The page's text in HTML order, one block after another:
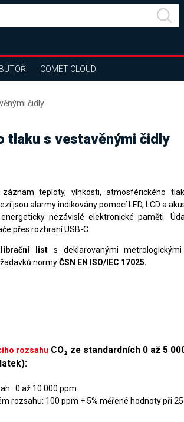
COMET CLOUD
čidly
tlaku s vestavěnými čidly
teploty, vlhkosti, atmosférického
jsou alarmy indikovány pomocí LED, LCD a
nezávislé elektronické paměti.
přes rozhraní USB-C.
list s deklarovanými
normyČSN EN ISO/IEC 17025.
rozsahu CO₂ ze standardních 0 až 5
0 až 10 000 ppm
rozsahu: 100 ppm + 5% měřené hodnoty při 25